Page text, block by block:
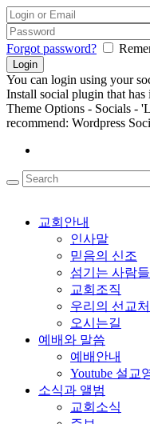
Forgot password?
You can login using your
Install social plugin that
Theme Options - Socials -
recommend: Wordpress
교회안내
인사말
믿음의 신조
섬기는 사람들
교회조직
우리의 선교처
오시는길
예배와 말씀
예배안내
Youtube 설교
소식과 앨범
교회소식